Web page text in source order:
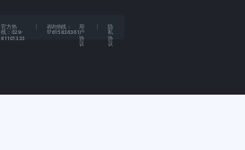
官方热
线： 029-
81101333
咨询热线：
17615836361户
协
议
隐
私
协
议